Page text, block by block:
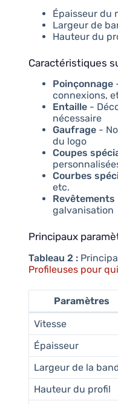
Épaisseur du
Largeur de
Hauteur du
Caractéristiques
Poinçonnage
connexions,
Entaille-
nécessaire
Gaufrage-
du logo
Coupes
Courbes
etc.
Revêtements
galvanisation
Principaux
Tableau 2 :
Profileuses pour
Paramètres
Vitesse
Épaisseur
Largeur de la
Hauteur du profil